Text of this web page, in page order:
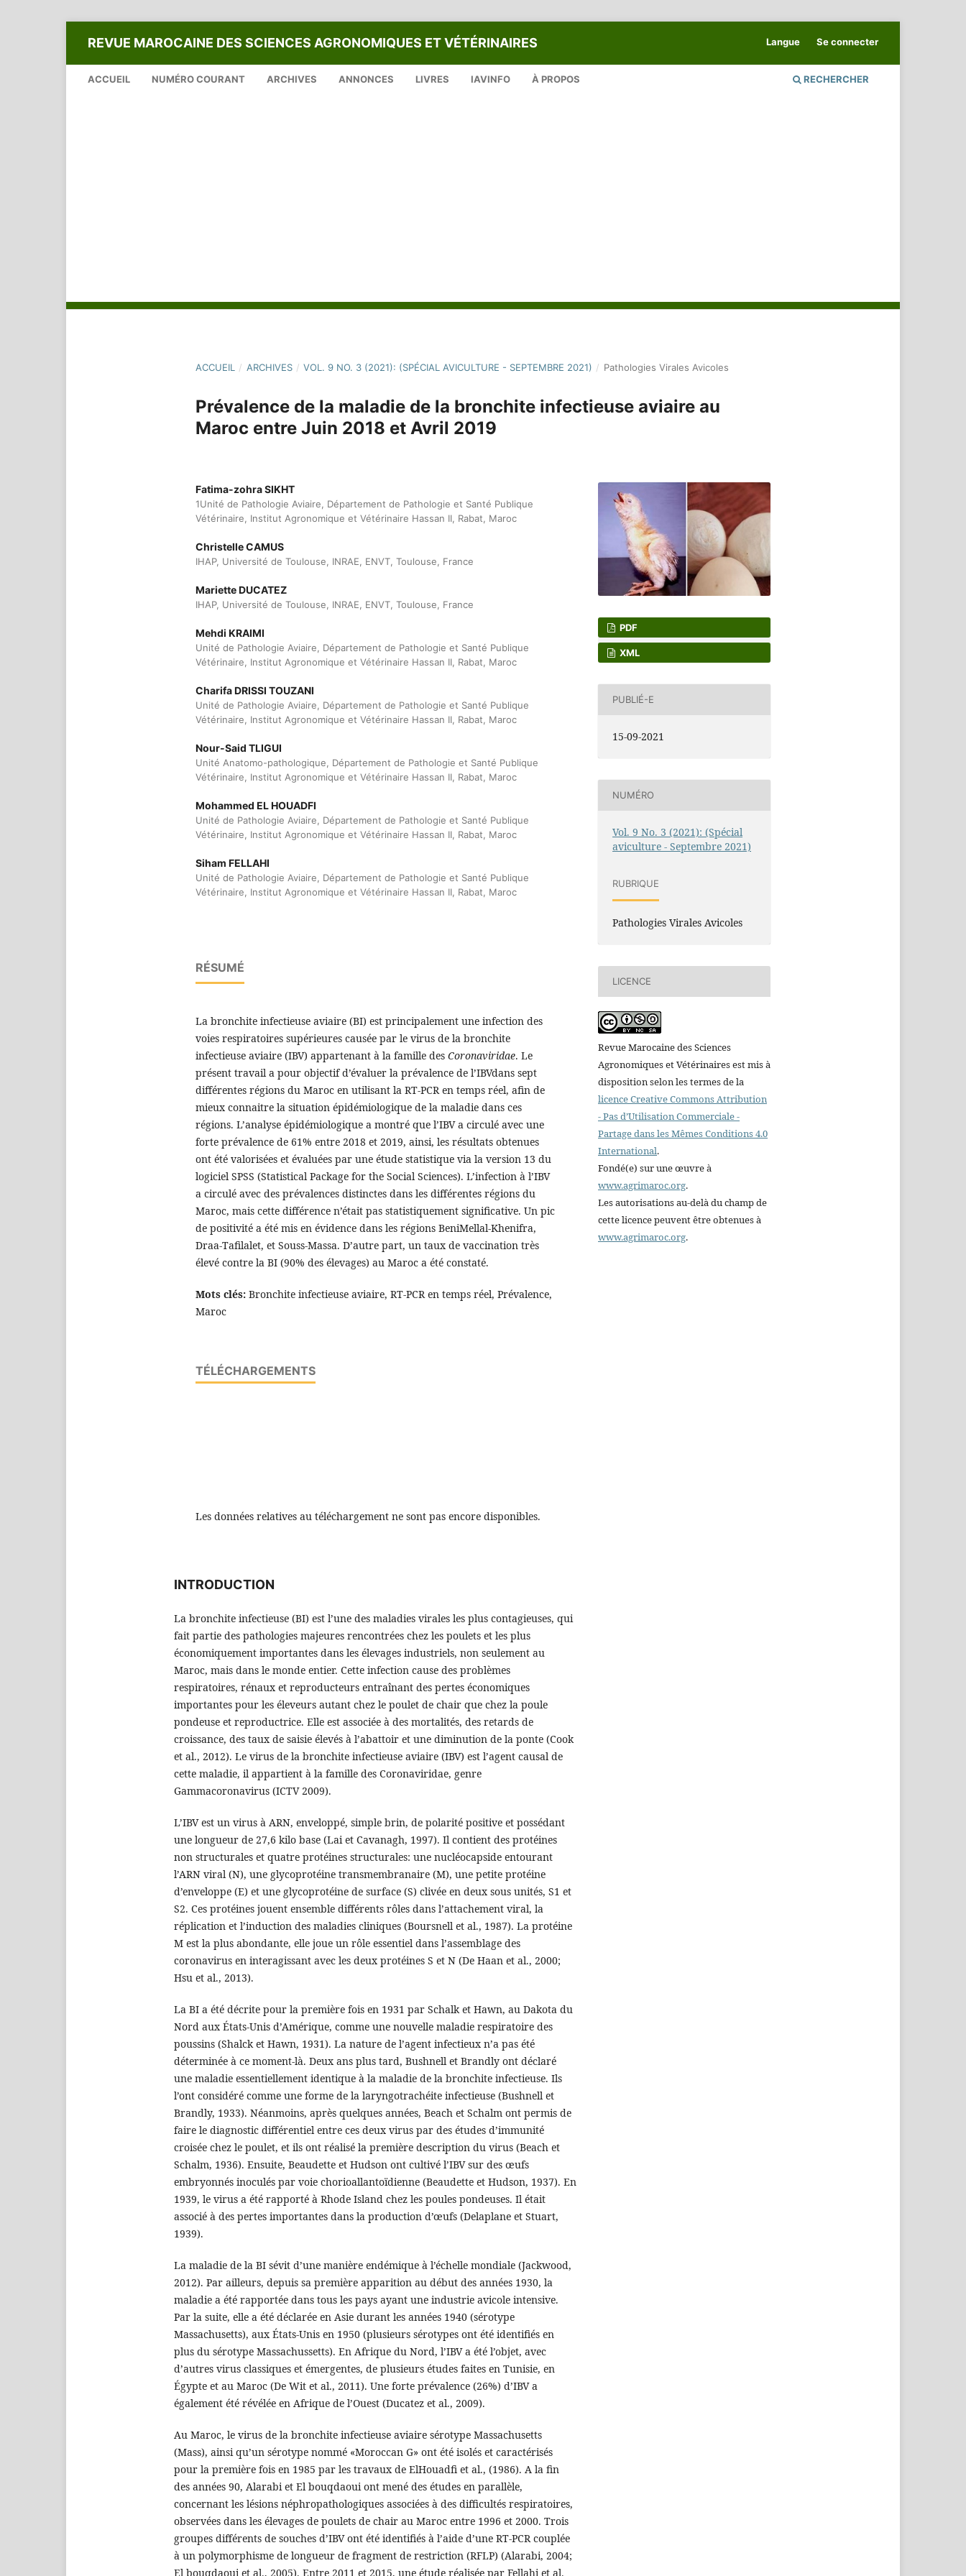
REVUE MAROCAINE DES SCIENCES AGRONOMIQUES ET VÉTÉRINAIRES
ACCUEIL NUMÉRO COURANT ARCHIVES ANNONCES LIVRES IAVINFO À PROPOS RECHERCHER
Langue Se connecter
ACCUEIL / ARCHIVES / VOL. 9 NO. 3 (2021): (SPÉCIAL AVICULTURE - SEPTEMBRE 2021) / Pathologies Virales Avicoles
Prévalence de la maladie de la bronchite infectieuse aviaire au
Maroc entre Juin 2018 et Avril 2019
Fatima-zohra SIKHT
1Unité de Pathologie Aviaire, Département de Pathologie et Santé Publique
Vétérinaire, Institut Agronomique et Vétérinaire Hassan II, Rabat, Maroc
Christelle CAMUS
IHAP, Université de Toulouse, INRAE, ENVT, Toulouse, France
Mariette DUCATEZ
IHAP, Université de Toulouse, INRAE, ENVT, Toulouse, France
Mehdi KRAIMI
Unité de Pathologie Aviaire, Département de Pathologie et Santé Publique
Vétérinaire, Institut Agronomique et Vétérinaire Hassan II, Rabat, Maroc
Charifa DRISSI TOUZANI
Unité de Pathologie Aviaire, Département de Pathologie et Santé Publique
Vétérinaire, Institut Agronomique et Vétérinaire Hassan II, Rabat, Maroc
Nour-Said TLIGUI
Unité Anatomo-pathologique, Département de Pathologie et Santé Publique
Vétérinaire, Institut Agronomique et Vétérinaire Hassan II, Rabat, Maroc
Mohammed EL HOUADFI
Unité de Pathologie Aviaire, Département de Pathologie et Santé Publique
Vétérinaire, Institut Agronomique et Vétérinaire Hassan II, Rabat, Maroc
Siham FELLAHI
Unité de Pathologie Aviaire, Département de Pathologie et Santé Publique
Vétérinaire, Institut Agronomique et Vétérinaire Hassan II, Rabat, Maroc
RÉSUMÉ
La bronchite infectieuse aviaire (BI) est principalement une infection des
voies respiratoires supérieures causée par le virus de la bronchite
infectieuse aviaire (IBV) appartenant à la famille des Coronaviridae. Le
présent travail a pour objectif d’évaluer la prévalence de l’IBVdans sept
différentes régions du Maroc en utilisant la RT-PCR en temps réel, afin de
mieux connaitre la situation épidémiologique de la maladie dans ces
régions. L’analyse épidémiologique a montré que l’IBV a circulé avec une
forte prévalence de 61% entre 2018 et 2019, ainsi, les résultats obtenues
ont été valorisées et évaluées par une étude statistique via la version 13 du
logiciel SPSS (Statistical Package for the Social Sciences). L’infection à l’IBV
a circulé avec des prévalences distinctes dans les différentes régions du
Maroc, mais cette différence n’était pas statistiquement significative. Un pic
de positivité a été mis en évidence dans les régions BeniMellal-Khenifra,
Draa-Tafilalet, et Souss-Massa. D’autre part, un taux de vaccination très
élevé contre la BI (90% des élevages) au Maroc a été constaté.
Mots clés: Bronchite infectieuse aviaire, RT-PCR en temps réel, Prévalence,
Maroc
TÉLÉCHARGEMENTS
Les données relatives au téléchargement ne sont pas encore disponibles.
INTRODUCTION
La bronchite infectieuse (BI) est l’une des maladies virales les plus contagieuses, qui
fait partie des pathologies majeures rencontrées chez les poulets et les plus
économiquement importantes dans les élevages industriels, non seulement au
Maroc, mais dans le monde entier. Cette infection cause des problèmes
respiratoires, rénaux et reproducteurs entraînant des pertes économiques
importantes pour les éleveurs autant chez le poulet de chair que chez la poule
pondeuse et reproductrice. Elle est associée à des mortalités, des retards de
croissance, des taux de saisie élevés à l’abattoir et une diminution de la ponte (Cook
et al., 2012). Le virus de la bronchite infectieuse aviaire (IBV) est l’agent causal de
cette maladie, il appartient à la famille des Coronaviridae, genre
Gammacoronavirus (ICTV 2009).
L’IBV est un virus à ARN, enveloppé, simple brin, de polarité positive et possédant
une longueur de 27,6 kilo base (Lai et Cavanagh, 1997). Il contient des protéines
non structurales et quatre protéines structurales: une nucléocapside entourant
l’ARN viral (N), une glycoprotéine transmembranaire (M), une petite protéine
d’enveloppe (E) et une glycoprotéine de surface (S) clivée en deux sous unités, S1 et
S2. Ces protéines jouent ensemble différents rôles dans l’attachement viral, la
réplication et l’induction des maladies cliniques (Boursnell et al., 1987). La protéine
M est la plus abondante, elle joue un rôle essentiel dans l’assemblage des
coronavirus en interagissant avec les deux protéines S et N (De Haan et al., 2000;
Hsu et al., 2013).
La BI a été décrite pour la première fois en 1931 par Schalk et Hawn, au Dakota du
Nord aux États-Unis d’Amérique, comme une nouvelle maladie respiratoire des
poussins (Shalck et Hawn, 1931). La nature de l’agent infectieux n’a pas été
déterminée à ce moment-là. Deux ans plus tard, Bushnell et Brandly ont déclaré
une maladie essentiellement identique à la maladie de la bronchite infectieuse. Ils
l’ont considéré comme une forme de la laryngotrachéite infectieuse (Bushnell et
Brandly, 1933). Néanmoins, après quelques années, Beach et Schalm ont permis de
faire le diagnostic différentiel entre ces deux virus par des études d’immunité
croisée chez le poulet, et ils ont réalisé la première description du virus (Beach et
Schalm, 1936). Ensuite, Beaudette et Hudson ont cultivé l’IBV sur des œufs
embryonnés inoculés par voie chorioallantoïdienne (Beaudette et Hudson, 1937). En
1939, le virus a été rapporté à Rhode Island chez les poules pondeuses. Il était
associé à des pertes importantes dans la production d’œufs (Delaplane et Stuart,
1939).
La maladie de la BI sévit d’une manière endémique à l’échelle mondiale (Jackwood,
2012). Par ailleurs, depuis sa première apparition au début des années 1930, la
maladie a été rapportée dans tous les pays ayant une industrie avicole intensive.
Par la suite, elle a été déclarée en Asie durant les années 1940 (sérotype
Massachusetts), aux États-Unis en 1950 (plusieurs sérotypes ont été identifiés en
plus du sérotype Massachussetts). En Afrique du Nord, l’IBV a été l’objet, avec
d’autres virus classiques et émergentes, de plusieurs études faites en Tunisie, en
Égypte et au Maroc (De Wit et al., 2011). Une forte prévalence (26%) d’IBV a
également été révélée en Afrique de l’Ouest (Ducatez et al., 2009).
Au Maroc, le virus de la bronchite infectieuse aviaire sérotype Massachusetts
(Mass), ainsi qu’un sérotype nommé «Moroccan G» ont été isolés et caractérisés
pour la première fois en 1985 par les travaux de ElHouadfi et al., (1986). A la fin
des années 90, Alarabi et El bouqdaoui ont mené des études en parallèle,
concernant les lésions néphropathologiques associées à des difficultés respiratoires,
observées dans les élevages de poulets de chair au Maroc entre 1996 et 2000. Trois
groupes différents de souches d’IBV ont été identifiés à l’aide d’une RT-PCR couplée
à un polymorphisme de longueur de fragment de restriction (RFLP) (Alarabi, 2004;
El bouqdaoui et al., 2005). Entre 2011 et 2015, une étude réalisée par Fellahi et al.
PDF
XML
PUBLIÉ-E
15-09-2021
NUMÉRO
Vol. 9 No. 3 (2021): (Spécial
aviculture - Septembre 2021)
RUBRIQUE
Pathologies Virales Avicoles
LICENCE
Revue Marocaine des Sciences
Agronomiques et Vétérinaires est mis à
disposition selon les termes de la
licence Creative Commons Attribution
- Pas d’Utilisation Commerciale -
Partage dans les Mêmes Conditions 4.0
International.
Fondé(e) sur une œuvre à
www.agrimaroc.org.
Les autorisations au-delà du champ de
cette licence peuvent être obtenues à
www.agrimaroc.org.